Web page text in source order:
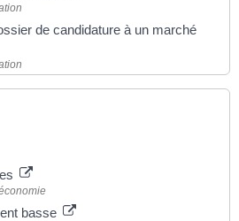
de candidature à un marché
basse